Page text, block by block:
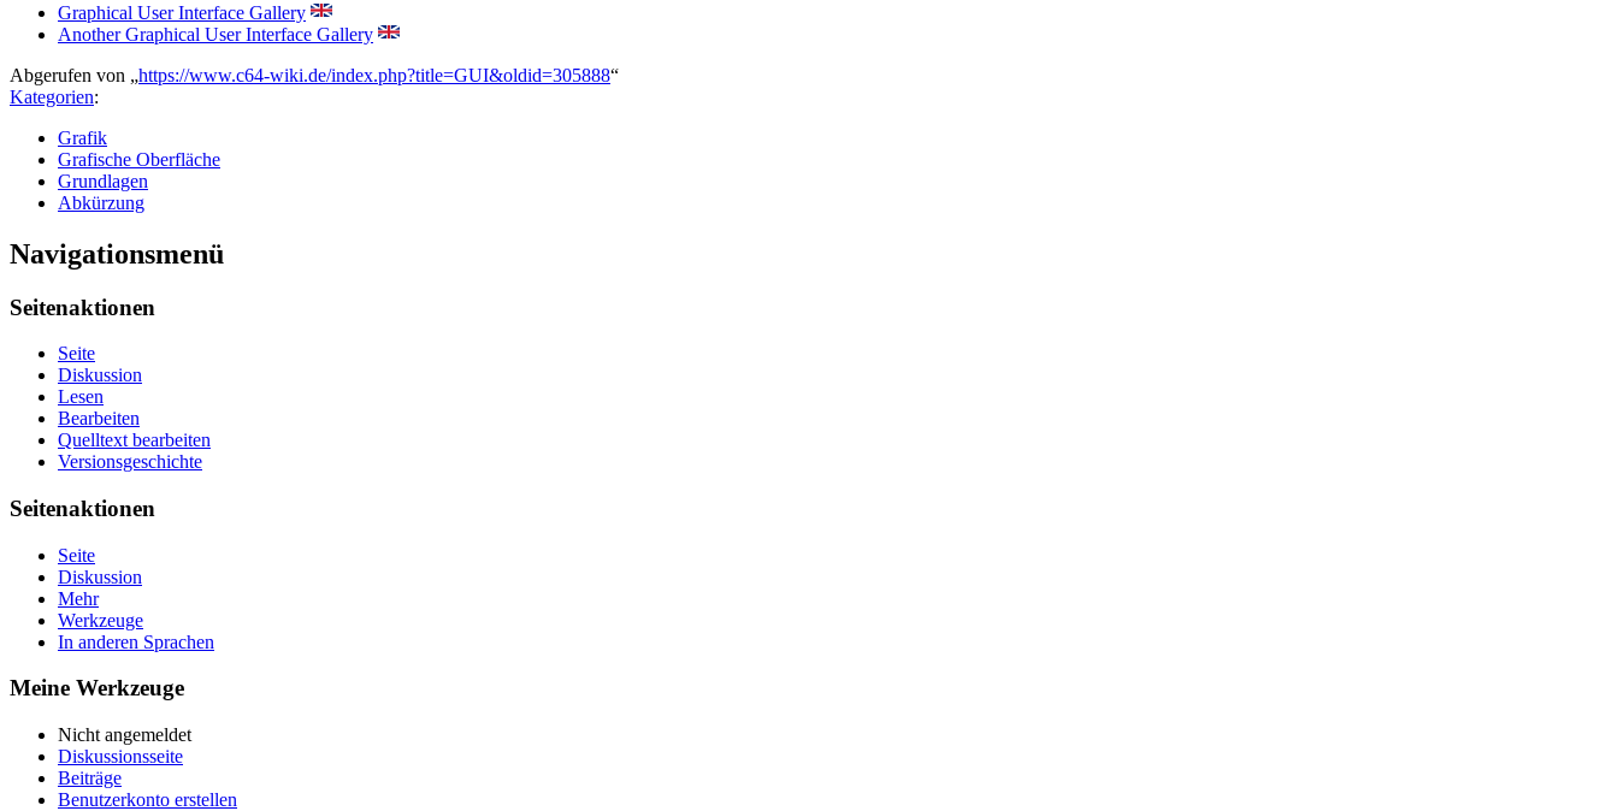
Graphical User Interface Gallery
Another Graphical User Interface Gallery
Abgerufen von „https://www.c64-wiki.de/index.php?title=GUI&oldid=305888“
Kategorien:
Grafik
Grafische Oberfläche
Grundlagen
Abkürzung
Navigationsmenü
Seitenaktionen
Seite
Diskussion
Lesen
Bearbeiten
Quelltext bearbeiten
Versionsgeschichte
Seitenaktionen
Seite
Diskussion
Mehr
Werkzeuge
In anderen Sprachen
Meine Werkzeuge
Nicht angemeldet
Diskussionsseite
Beiträge
Benutzerkonto erstellen